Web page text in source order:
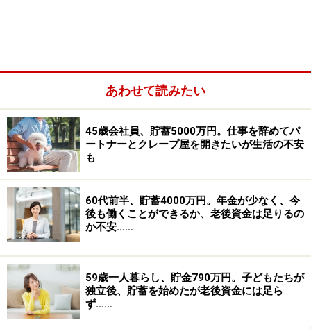
実は去年、銀行に住宅ローン申請を行いましたが全滅で
した。私たち夫婦には携帯代くらいしかローンはなかっ
たのですが、CICに信用紹介をしたところ、主人に2023
年9月まで「異動」がありました。また2800万円ほど借
あわせて読みたい
45歳会社員、貯蓄5000万円。仕事を辞めてパ
ートナーとクレープ屋を開きたいが生活の不安
も
60代前半、貯蓄4000万円。年金が少なく、今
後も働くことができるか、老後資金は足りるの
か不安……
59歳一人暮らし、貯金790万円。子どもたちが
独立後、貯蓄を始めたが老後資金には足ら
ず……